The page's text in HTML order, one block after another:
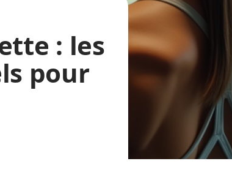
: les
pour